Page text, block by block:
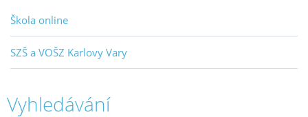
Škola online
SZŠ a VOŠZ Karlovy Vary
Vyhledávání